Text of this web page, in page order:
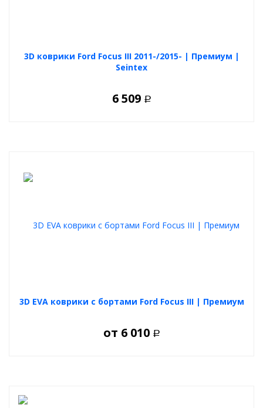
3D коврики Ford Focus III 2011-/2015- | Премиум |
Seintex
6 509 Р
3D EVA коврики с бортами Ford Focus III | Премиум
от 6 010 Р